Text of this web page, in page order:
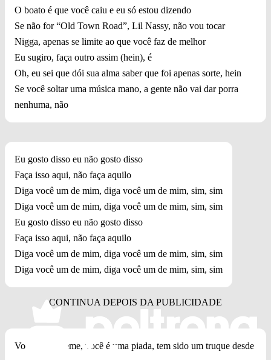
O boato é que você caiu e eu só estou dizendo
Se não for “Old Town Road”, Lil Nassy, ​​não vou tocar
Nigga, apenas se limite ao que você faz de melhor
Eu sugiro, faça outro assim (hein), é
Oh, eu sei que dói sua alma saber que foi apenas sorte, hein
Se você soltar uma música mano, a gente não vai dar porra
nenhuma, não
Eu gosto disso eu não gosto disso
Faça isso aqui, não faça aquilo
Diga você um de mim, diga você um de mim, sim, sim
Diga você um de mim, diga você um de mim, sim, sim
Eu gosto disso eu não gosto disso
Faça isso aqui, não faça aquilo
Diga você um de mim, diga você um de mim, sim, sim
Diga você um de mim, diga você um de mim, sim, sim
Você é um meme, você é uma piada, tem sido um truque desde